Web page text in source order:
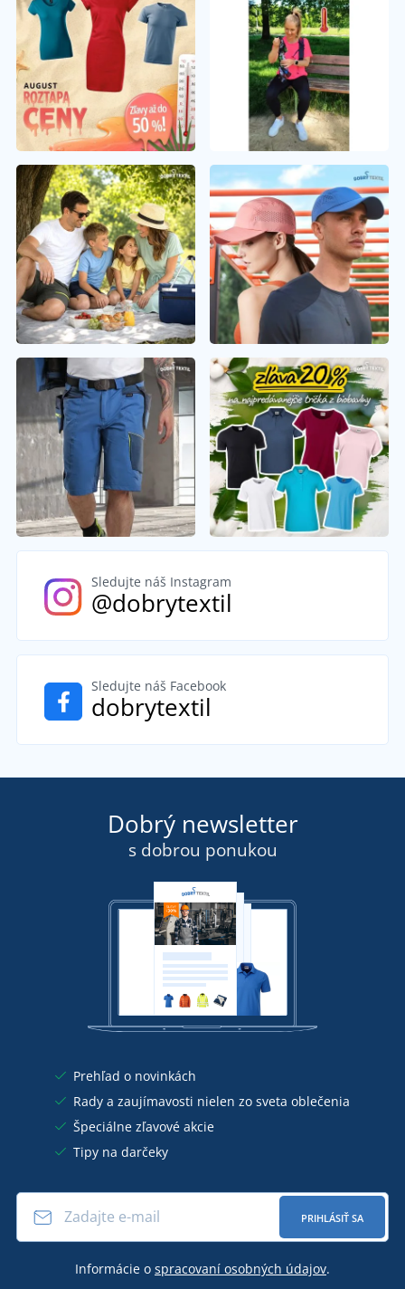
Sledujte náš Instagram
@dobrytextil
Sledujte náš Facebook
dobrytextil
Dobrý newsletter
s dobrou ponukou
Prehľad o novinkách
Rady a zaujímavosti nielen zo sveta oblečenia
Špeciálne zľavové akcie
Tipy na darčeky
PRIHLÁSIŤ SA
Informácie o spracovaní osobných údajov.